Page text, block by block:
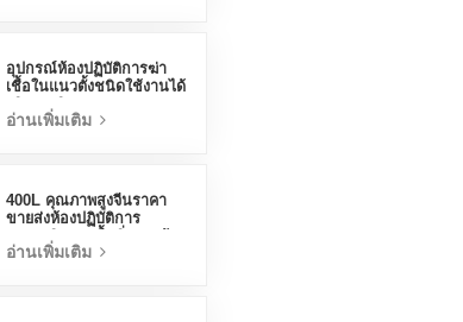
อุปกรณ์ห้องปฏิบัติการฆ่า
เชื้อในแนวตั้งชนิดใช้งานได้
จริง 70 ลิตรการออกแบบ
แนวตั้งเครื่องนึ่งขวดนมด้วย
อ่านเพิ่มเติม
400L คุณภาพสูงจีนราคา
ขายส่งห้องปฏิบัติการ
อุณหภูมิความชื้นสิ่งแวดล้อม
Stable Test Chamber
อ่านเพิ่มเติม